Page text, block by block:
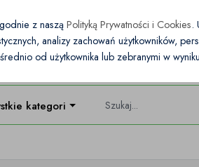
kategorie
z naszą Polityką Prywatności i Cookies.
analizy zachowań użytkowników,
od użytkownika lub zebranymi w